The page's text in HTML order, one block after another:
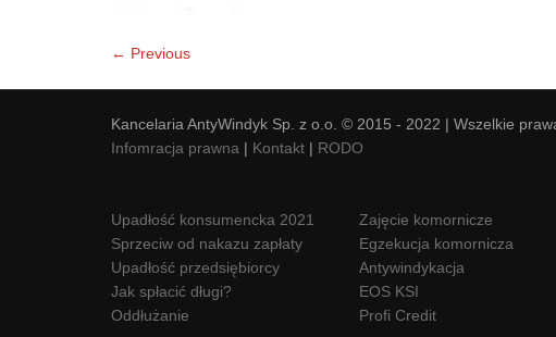
← Previous
Kancelaria AntyWindyk Sp. z o.o. © 2015 - 2022 | Wszelkie
Infomracja prawna | Kontakt | RODO
Upadłość konsumencka 2021
Sprzeciw od nakazu zapłaty
Upadłość przedsiębiorcy
Jak spłacić długi?
Oddłużanie
Zajęcie komornicze
Egzekucja komornicza
Antywindykacja
EOS KSI
Profi Credit